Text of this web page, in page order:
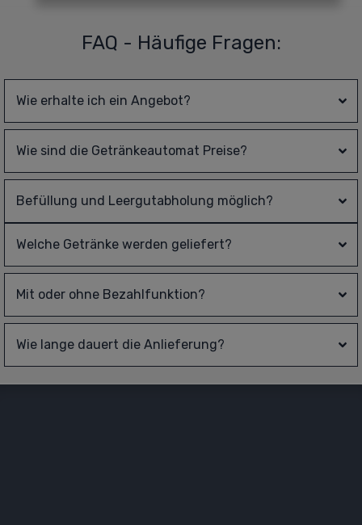
FAQ - Häufige Fragen:
Wie erhalte ich ein Angebot?
Wie sind die Getränkeautomat Preise?
Befüllung und Leergutabholung möglich?
Welche Getränke werden geliefert?
Mit oder ohne Bezahlfunktion?
Wie lange dauert die Anlieferung?